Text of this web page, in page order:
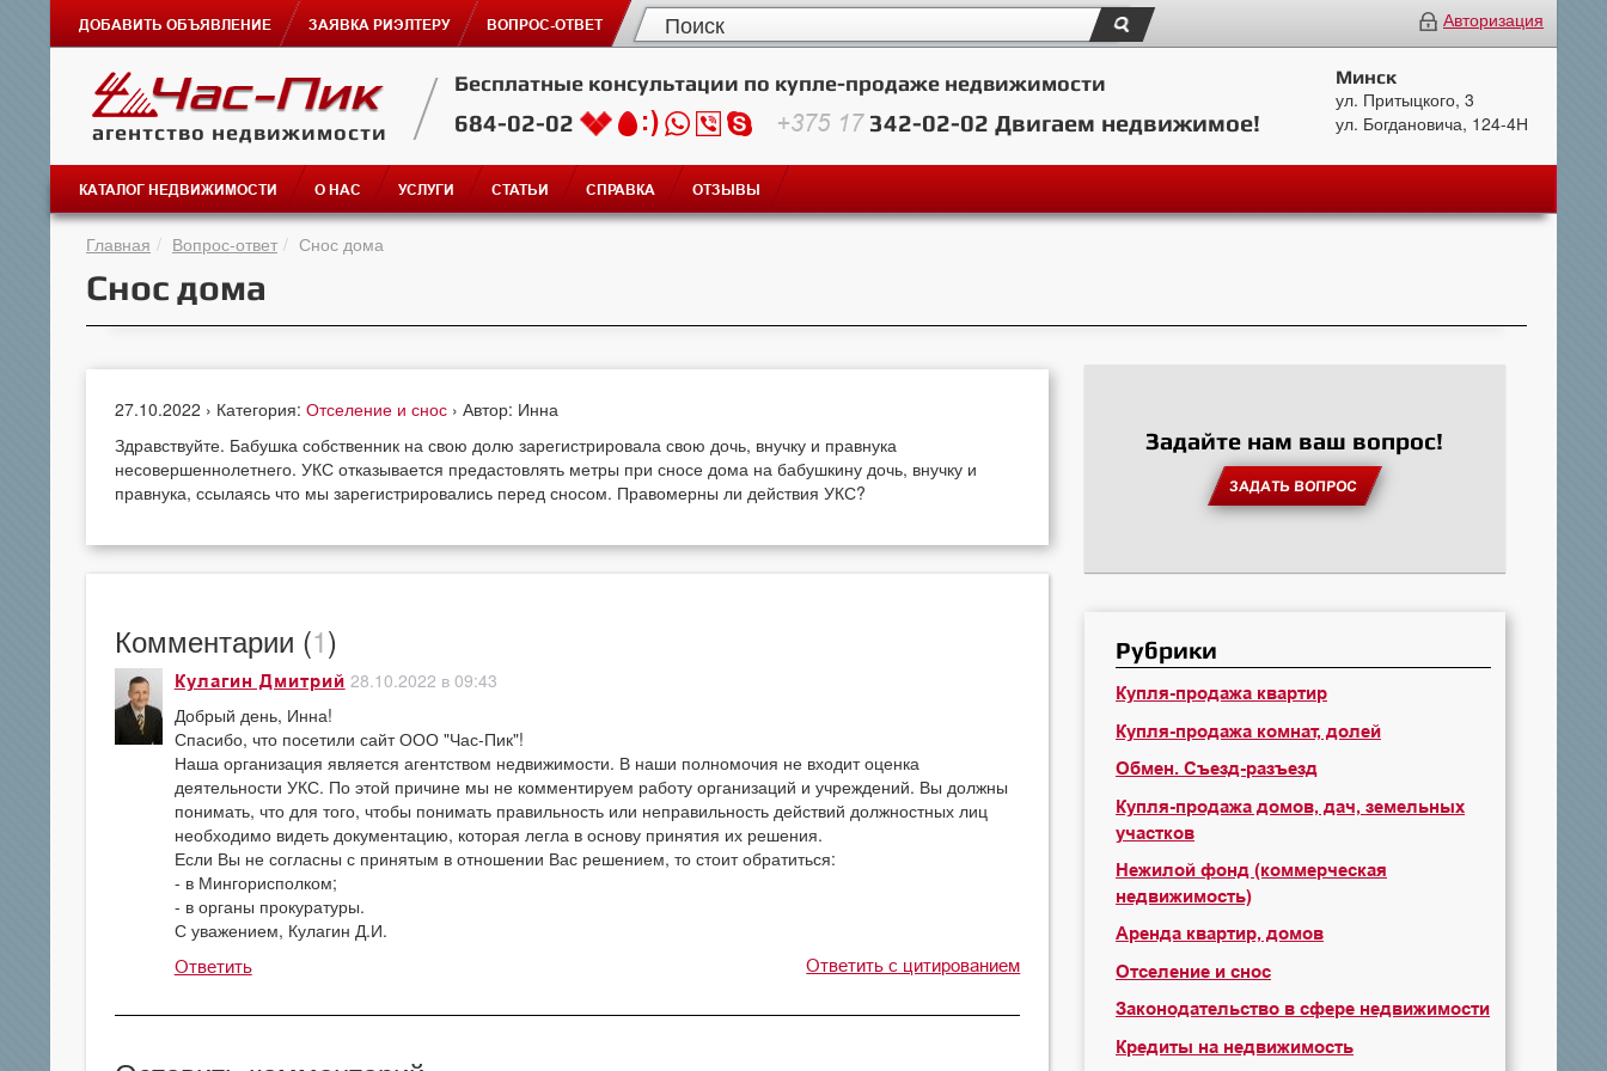
ДОБАВИТЬ ОБЪЯВЛЕНИЕ ЗАЯВКА РИЭЛТЕРУ ВОПРОС-ОТВЕТ Авторизация
агентство недвижимости
Бесплатные консультации по купле-продаже недвижимости
684-02-02 +375 17342-02-02 Двигаем недвижимое!
Минск
ул. Притыцкого, 3
ул. Богдановича, 124-4Н
КАТАЛОГ НЕДВИЖИМОСТИ О НАС УСЛУГИ СТАТЬИ СПРАВКА ОТЗЫВЫ
Главная Вопрос-ответ Снос дома
Снос дома
27.10.2022 › Категория: Отселение и снос › Автор: Инна
Здравствуйте. Бабушка собственник на свою долю зарегистрировала свою дочь, внучку и правнука
несовершеннолетнего. УКС отказывается предастовлять метры при сносе дома на бабушкину дочь, внучку и
правнука, ссылаясь что мы зарегистрировались перед сносом. Правомерны ли действия УКС?
Комментарии (1)
Кулагин Дмитрий 28.10.2022 в 09:43
Добрый день, Инна!
Спасибо, что посетили сайт ООО "Час-Пик"!
Наша организация является агентством недвижимости. В наши полномочия не входит оценка
деятельности УКС. По этой причине мы не комментируем работу организаций и учреждений. Вы должны
понимать, что для того, чтобы понимать правильность или неправильность действий должностных лиц
необходимо видеть документацию, которая легла в основу принятия их решения.
Если Вы не согласны с принятым в отношении Вас решением, то стоит обратиться:
- в Мингорисполком;
- в органы прокуратуры.
С уважением, Кулагин Д.И.
Ответить Ответить с цитированием
Задайте нам ваш вопрос!
ЗАДАТЬ ВОПРОС
Рубрики
Купля-продажа квартир
Купля-продажа комнат, долей
Обмен. Съезд-разъезд
Купля-продажа домов, дач, земельных
участков
Нежилой фонд (коммерческая
недвижимость)
Аренда квартир, домов
Отселение и снос
Законодательство в сфере недвижимости
Кредиты на недвижимость